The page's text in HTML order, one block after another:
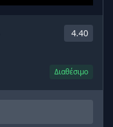
4.40
Διαθέσιμο